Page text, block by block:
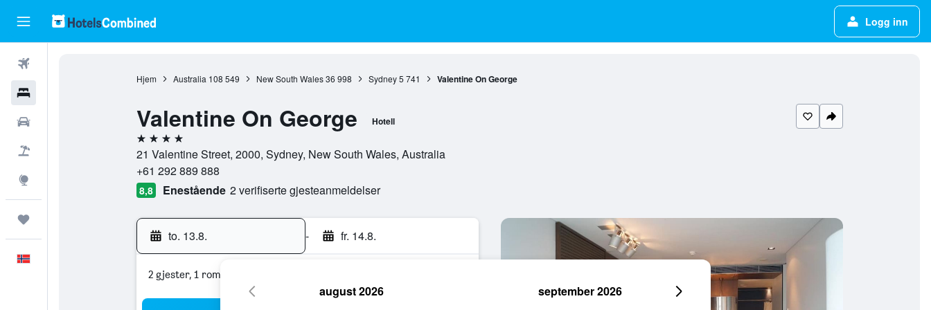
Logg inn
Hjem Australia 108 549 New South Wales 36 998 Sydney 5 741 Valentine On George
Valentine On George Hotell
4 stjerner
21 Valentine Street, 2000, Sydney, New South Wales, Australia
+61 292 889 888
8,8 Enestående 2 verifiserte gjesteanmeldelser
to. 13.8. - fr. 14.8.
2 gjester, 1 rom
august 2026 september 2026